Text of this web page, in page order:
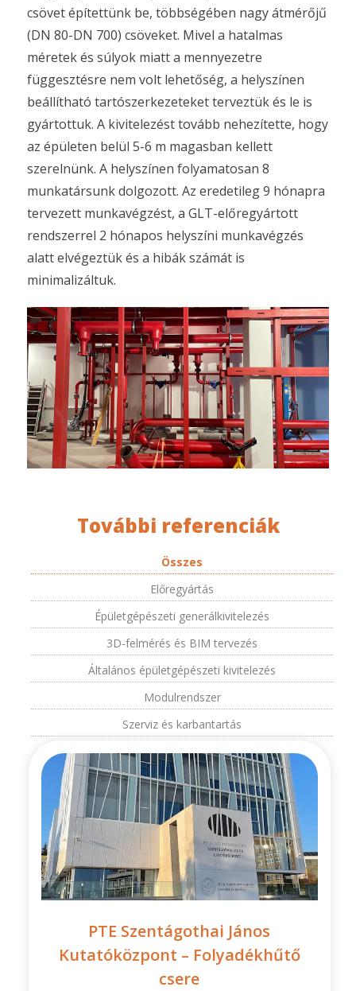
csövet építettünk be, többségében nagy átmérőjű
(DN 80-DN 700) csöveket. Mivel a hatalmas
méretek és súlyok miatt a mennyezetre
függesztésre nem volt lehetőség, a helyszínen
beállítható tartószerkezeteket terveztük és le is
gyártottuk. A kivitelezést tovább nehezítette, hogy
az épületen belül 5-6 m magasban kellett
szerelnünk. A helyszínen folyamatosan 8
munkatársunk dolgozott. Az eredetileg 9 hónapra
tervezett munkavégzést, a GLT-előregyártott
rendszerrel 2 hónapos helyszíni munkavégzés
alatt elvégeztük és a hibák számát is
minimalizáltuk.
További referenciák
Összes
Előregyártás
Épületgépészeti generálkivitelezés
3D-felmérés és BIM tervezés
Általános épületgépészeti kivitelezés
Modulrendszer
Szerviz és karbantartás
PTE Szentágothai János
Kutatóközpont – Folyadékhűtő
csere